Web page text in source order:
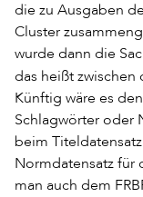
die zu Ausgaben
Cluster
wurde dann die
das heißt zwischen
Künftig wäre es
Schlagwörter oder
beim
Normdatensatz für
man auch dem